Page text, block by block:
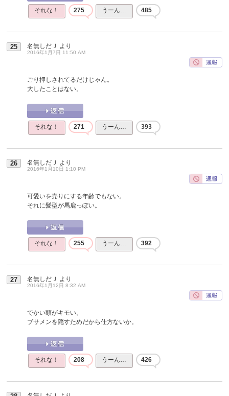
それな！ 275 うーん… 485
25 名無しだＪ より
2016年1月7日 11:50 AM
ごり押しされてるだけじゃん。
大したことはない。
それな！ 271 うーん… 393
26 名無しだＪ より
2016年1月10日 1:10 PM
可愛いを売りにする年齢でもない。
それに髪型が馬鹿っぽい。
それな！ 255 うーん… 392
27 名無しだＪ より
2016年1月12日 8:32 AM
でかい頭がキモい。
ブサメンを隠すためだから仕方ないか。
それな！ 208 うーん… 426